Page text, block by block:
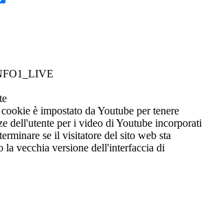
è impostato da Youtube per tenere
dell'utente per i video di Youtube incorporati
se il visitatore del sito web sta
la vecchia versione dell'interfaccia di